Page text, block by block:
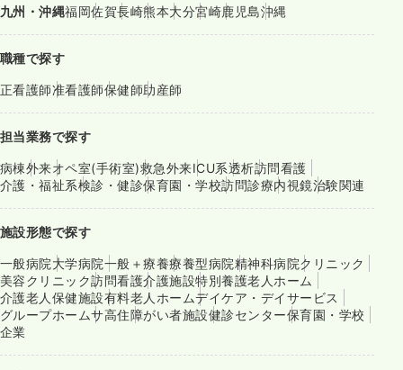
九州・沖縄福岡佐賀長崎熊本大分宮崎鹿児島沖縄
職種で探す
正看護師准看護師保健師助産師
担当業務で探す
病棟外来オペ室(手術室)救急外来ICU系透析訪問看護
介護・福祉系検診・健診保育園・学校訪問診療内視鏡治験関連
施設形態で探す
一般病院大学病院一般＋療養療養型病院精神科病院クリニック
美容クリニック訪問看護介護施設特別養護老人ホーム
介護老人保健施設有料老人ホームデイケア・デイサービス
グループホームサ高住障がい者施設健診センター保育園・学校
企業